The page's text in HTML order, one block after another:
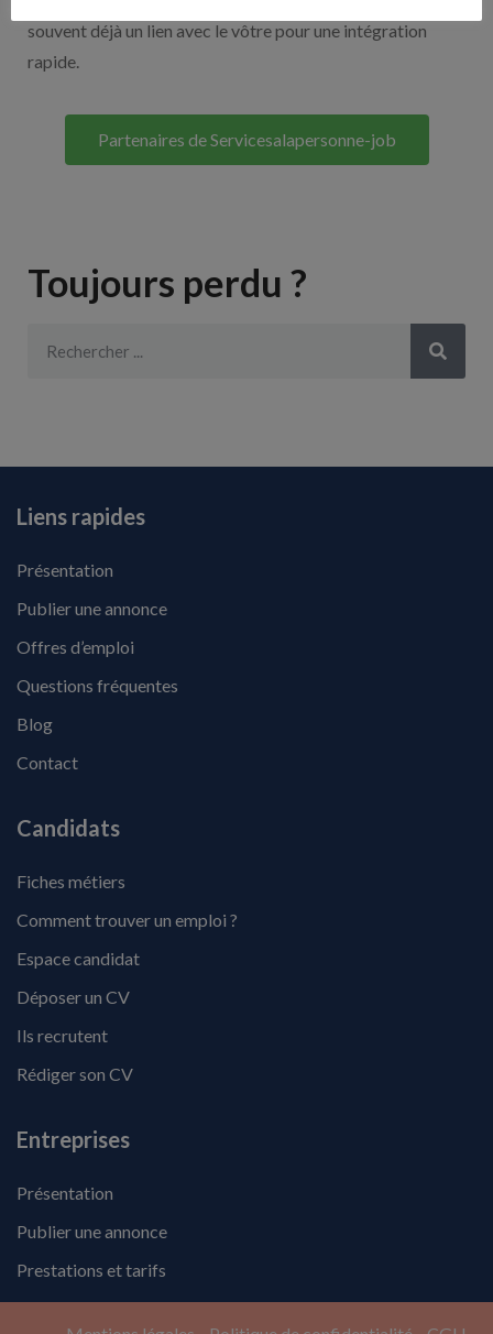
souvent déjà un lien avec le vôtre pour une intégration
rapide.
Partenaires de Servicesalapersonne-job
Toujours perdu ?
Liens rapides
Présentation
Publier une annonce
Offres d’emploi
Questions fréquentes
Blog
Contact
Candidats
Fiches métiers
Comment trouver un emploi ?
Espace candidat
Déposer un CV
Ils recrutent
Rédiger son CV
Entreprises
Présentation
Publier une annonce
Prestations et tarifs